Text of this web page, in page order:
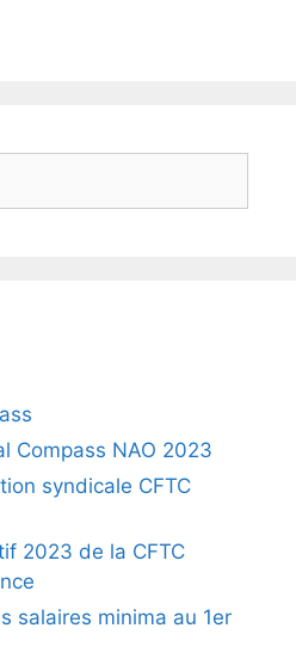
Compass NAO 2023
syndicale CFTC
2023 de la CFTC
salaires minima au 1er